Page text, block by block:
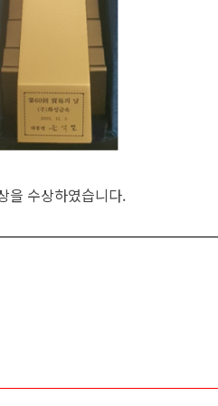
을 수상하였습니다.